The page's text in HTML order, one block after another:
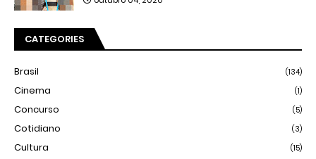
CATEGORIES
Brasil (134)
Cinema (1)
Concurso (5)
Cotidiano (3)
Cultura (15)